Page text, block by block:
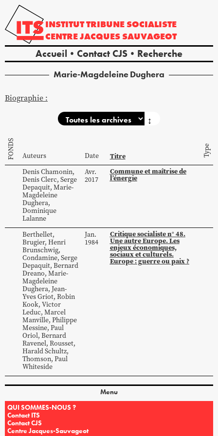
INSTITUTTRIBUNE SOCIALISTE
CENTREJACQUES SAUVAGEOT
Accueil Contact CJS Recherche
Marie-MagdeleineDughera
Biographie :
↕
FONDS Auteurs Date Titre Type
DenisChamonin,
DenisClerc, Serge
Depaquit, Marie-
Magdeleine
Dughera,
Dominique
Lalanne
Avr.
2017
Commune et maîtrise de
l’énergie
Berthellet,
Brugier, Henri
Brunschwig,
Condamine, Serge
Depaquit, Bernard
Dreano, Marie-
Magdeleine
Dughera, Jean-
YvesGriot, Robin
Kook, Victor
Leduc, Marcel
Manville, Philippe
Messine, Paul
Oriol, Bernard
Ravenel, Rousset,
HaraldSchultz,
Thomson, Paul
Whiteside
Jan.
1984
Critique socialiste n° 48.
Une autre Europe. Les
enjeux économiques,
sociaux et culturels.
Europe : guerre ou paix ?
Menu
QUI SOMMES-NOUS ?
Contact ITS
Contact CJS
Centre Jacques-Sauvageot